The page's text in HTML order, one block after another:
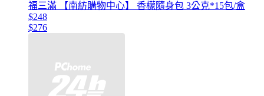
福三滿 【南紡購物中心】 香檬隨身包 3公克*15包/盒
$248
$276